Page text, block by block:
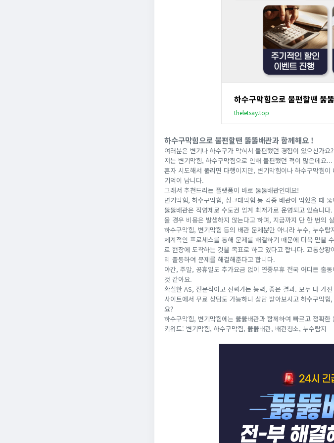
하수구막힘으로 불편할땐 뚫
theletsay.top
하수구막힘으로 불편할땐 뚫뚫배관과 함께해요 !
여러분은 변기나 하수구가 막혀서 불편했던 경험이 있으신가요?
저는 변기막힘, 하수구막힘으로 인해 불편했던 적이 많은데요...
혼자 시도해서 뚫리면 다행이지만, 변기막힘이나 하수구막힘
기억이 납니다.
그래서 추천드리는 플랫폼이 바로 뚫뚫배관인데요!
변기막힘, 하수구막힘, 싱크대막힘 등 각종 배관이 막혔을 때
뚫뚫배관은 직영제로 수도권 업계 최저가로 운영되고 있습니
을 경우 비용은 발생하지 않는다고 하며, 지금까지 단 한 번의
하수구막힘, 변기막힘 등의 배관 문제뿐만 아니라 누수, 누수
체계적인 프로세스를 통해 문제를 해결하기 때문에 더욱 믿을
로 현장에 도착하는 것을 목표로 하고 있다고 합니다. 교통상
리 출동하여 문제를 해결해준다고 합니다.
야간, 주말, 공휴일도 추가요금 없이 연중무휴 전국 어디든 출
것 같아요.
확실한 AS, 전문적이고 신뢰가는 능력, 좋은 결과. 모두 다 가
사이트에서 무료 상담도 가능하니 상담 받아보시고 하수구막
요?
하수구막힘, 변기막힘에는 뚫뚫배관과 함께하여 빠르고 정확
키워드: 변기막힘, 하수구막힘, 뚫뚫배관, 배관청소, 누수탐지